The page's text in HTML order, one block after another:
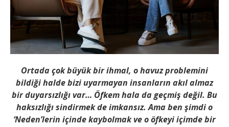
Ortada çok büyük bir ihmal, o havuz problemini
bildiği halde bizi uyarmayan insanların akıl almaz
bir duyarsızlığı var… Öfkem hala da geçmiş değil. Bu
haksızlığı sindirmek de imkansız. Ama ben şimdi o
‘Neden’lerin içinde kaybolmak ve o öfkeyi içimde bir